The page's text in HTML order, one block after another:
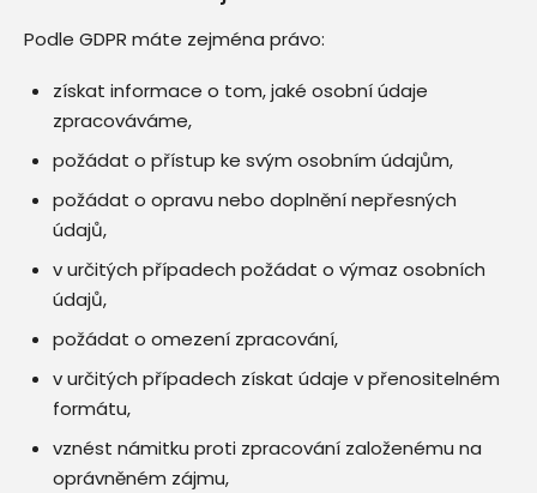
Podle GDPR máte zejména právo:
získat informace o tom, jaké osobní údaje
zpracováváme,
požádat o přístup ke svým osobním údajům,
požádat o opravu nebo doplnění nepřesných
údajů,
v určitých případech požádat o výmaz osobních
údajů,
požádat o omezení zpracování,
v určitých případech získat údaje v přenositelném
formátu,
vznést námitku proti zpracování založenému na
oprávněném zájmu,